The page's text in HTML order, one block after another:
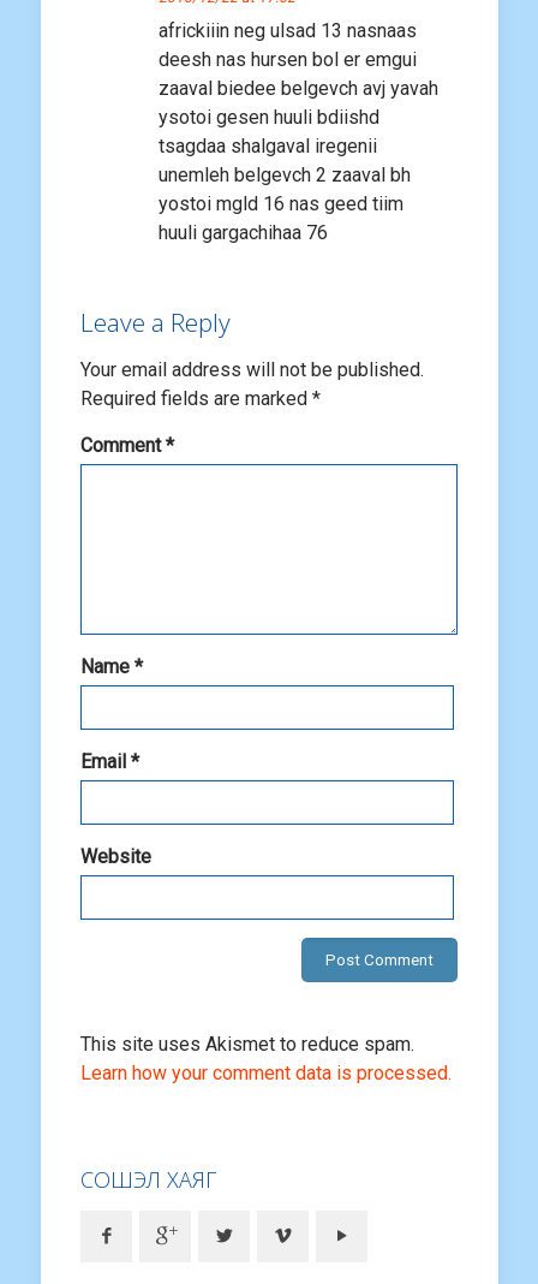
africkiiin neg ulsad 13 nasnaas
deesh nas hursen bol er emgui
zaaval biedee belgevch avj yavah
ysotoi gesen huuli bdiishd
tsagdaa shalgaval iregenii
unemleh belgevch 2 zaaval bh
yostoi mgld 16 nas geed tiim
huuli gargachihaa 76
Leave a Reply
Your email address will not be published.
Required fields are marked *
Comment*
Name *
Email *
Website
This site uses Akismet to reduce spam.
Learn how your comment data is processed.
СОШЭЛ ХАЯГ